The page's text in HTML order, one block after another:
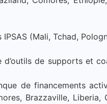
(Mali, Tchad,
d’outils de supports et
de financements
Brazzaville, Liberia,